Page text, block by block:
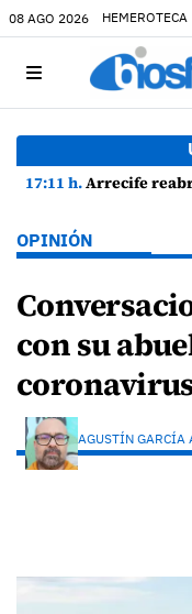
08 AGO 2026 HEMEROTECA
17:11 h.Arrecife reabre la playa de El
OPINIÓN
con su
AGUSTÍN GARCÍA